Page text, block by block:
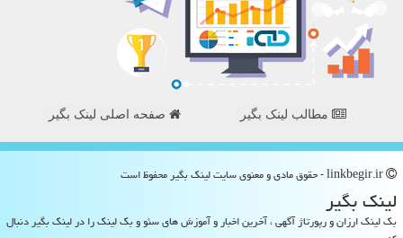
مطالب لینک بگیر صفحه اصلی لینک بگیر
لینك بگیر
بک لینک ارزان و رپورتاژ آگهی ، آخرین اخبار و آموزش های سئو و بک لینک را در لینک بگیر دنبال